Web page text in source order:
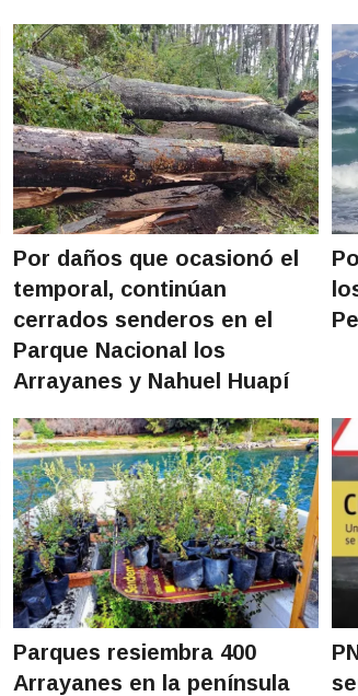
Por daños que ocasionó el
temporal, continúan
cerrados senderos en el
Parque Nacional los
Arrayanes y Nahuel Huapí
Parques resiembra 400
Arrayanes en la península